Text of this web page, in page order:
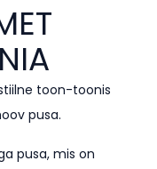
toon-toonis
pusa.
pusa, mis on